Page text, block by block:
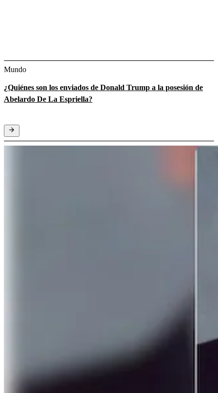
Mundo
¿Quiénes son los enviados de Donald Trump a la posesión de
Abelardo De La Espriella?